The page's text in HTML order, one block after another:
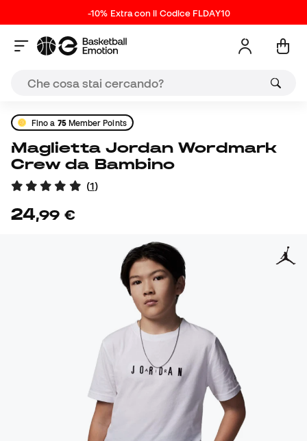
-10% Extra con il Codice FLDAY10
Fino a 75Member Points
Maglietta Jordan Wordmark
Crew da Bambino
(1)
24,99 €